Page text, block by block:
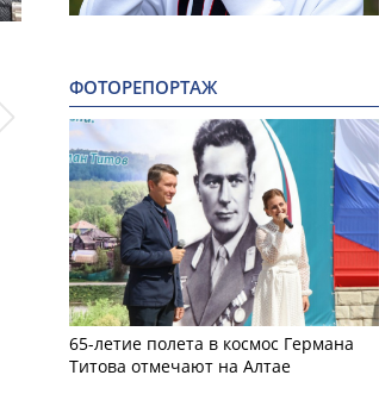
ФОТОРЕПОРТАЖ
65-летие полета в космос Германа
Титова отмечают на Алтае